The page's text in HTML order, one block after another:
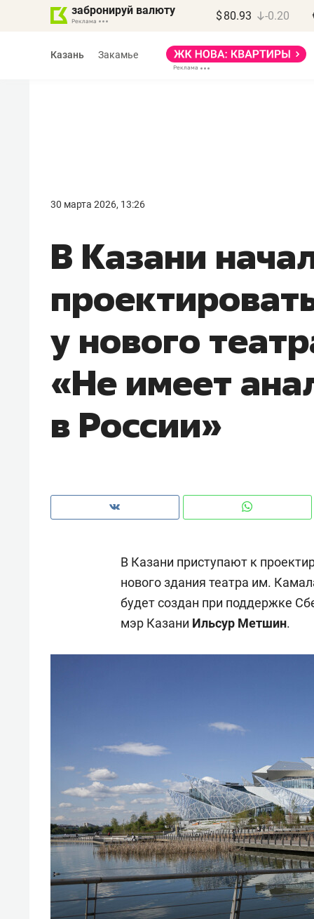
забронируй валюту $ 80.93 -0.20
Казань Закамье
30 марта 2026, 13:26
В Казани
у нового
«Не имеет
в России»
В Казани приступают к
нового здания театра им.
будет создан при поддержке
мэр Казани Ильсур Метшин.
девелопера – найти
правильный продукт»
Девелопер из топ-10* застройщиков
Башкортостана входит в Татарстан
Рекомендуем
«В банкротствах сегодня
ищут не активы, а людей,
которые ими управляли. Они
имуществом!»
Опыт
с